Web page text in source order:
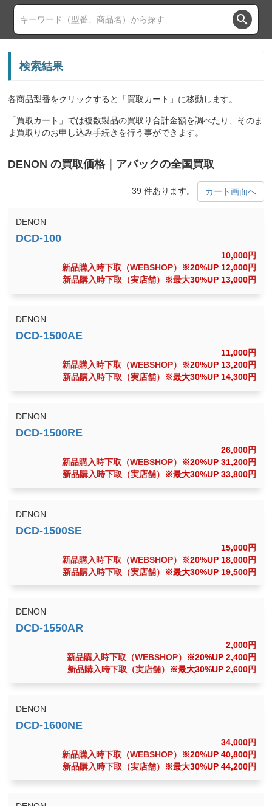
search
検索結果
各商品型番をクリックすると「買取カート」に移動します。
「買取カート」では複数製品の買取り合計金額を調べたり、そのま
ま買取りのお申し込み手続きを行う事ができます。
DENON の買取価格｜アバックの全国買取
39 件あります。 カート画面へ
DENON
10,000円
新品購入時下取（WEBSHOP）
※20%UP 12,000円
新品購入時下取（実店舗）
※最大30%UP 13,000円
DENON
11,000円
新品購入時下取（WEBSHOP）
※20%UP 13,200円
新品購入時下取（実店舗）
※最大30%UP 14,300円
DENON
26,000円
新品購入時下取（WEBSHOP）
※20%UP 31,200円
新品購入時下取（実店舗）
※最大30%UP 33,800円
DENON
15,000円
新品購入時下取（WEBSHOP）
※20%UP 18,000円
新品購入時下取（実店舗）
※最大30%UP 19,500円
DENON
2,000円
新品購入時下取（WEBSHOP）
※20%UP 2,400円
新品購入時下取（実店舗）
※最大30%UP 2,600円
DENON
34,000円
新品購入時下取（WEBSHOP）
※20%UP 40,800円
新品購入時下取（実店舗）
※最大30%UP 44,200円